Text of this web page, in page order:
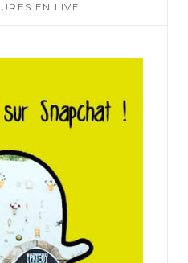
EN LIVE